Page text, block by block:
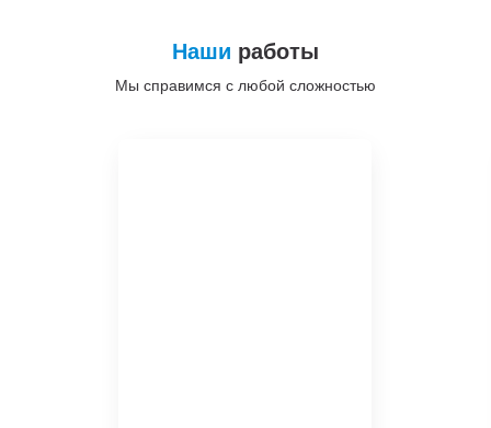
Наши работы
Мы справимся с любой сложностью